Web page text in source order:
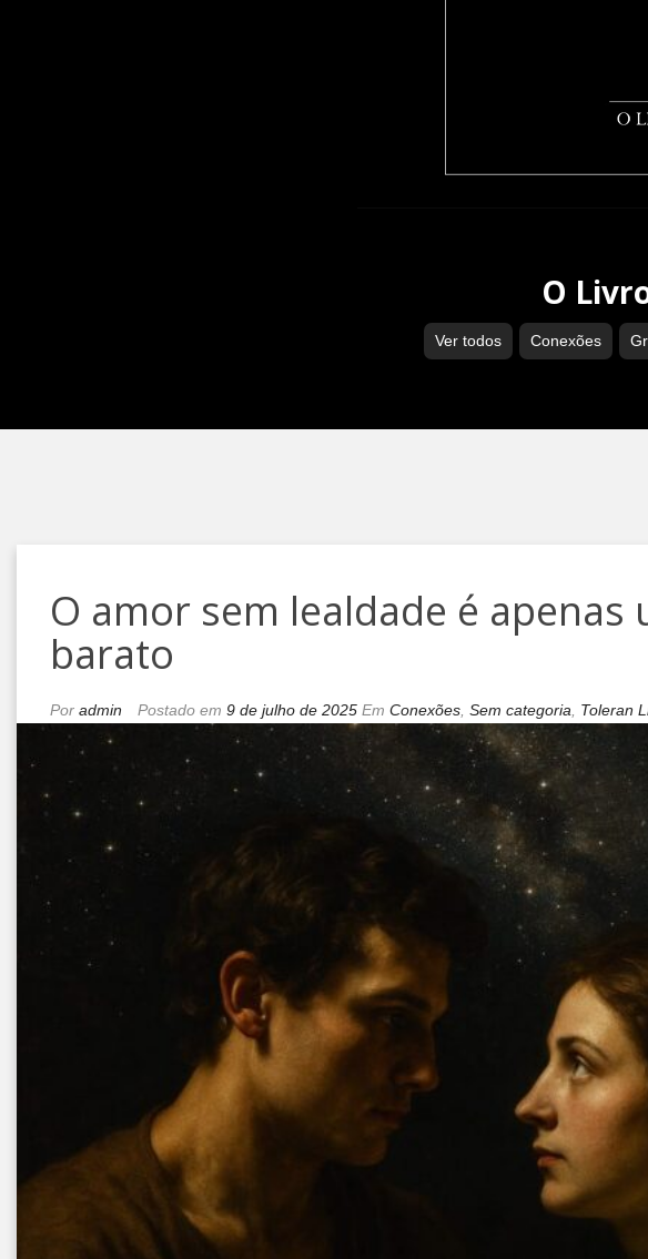
O
Ver todos Conexões
O amor sem lealdade é
barato
Por admin Postado em 9 de julho de 2025 Em Conexões Sem categoria Toleran